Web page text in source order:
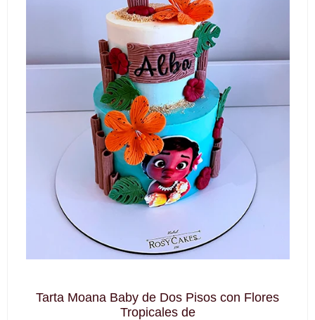
Tarta Moana Baby de Dos Pisos con Flores
Tropicales de